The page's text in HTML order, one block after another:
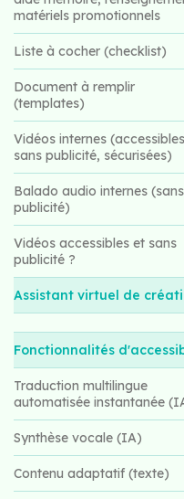
matériels promotionnels
Liste à cocher (checklist)
Document à remplir
(templates)
Vidéos internes
sans publicité, sécurisées)
Balado audio internes (sans
publicité)
Vidéos accessibles et sans
publicité ?
Assistant virtuel de
Fonctionnalités
Traduction multilingue
automatisée instantanée
Synthèse vocale (IA)
Contenu adaptatif (texte)